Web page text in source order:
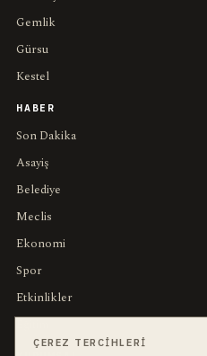
Gemlik
Gürsu
Kestel
HABER
Son Dakika
Asayiş
Belediye
Meclis
Ekonomi
Spor
Etkinlikler
ÇEREZ TERCIHLERI